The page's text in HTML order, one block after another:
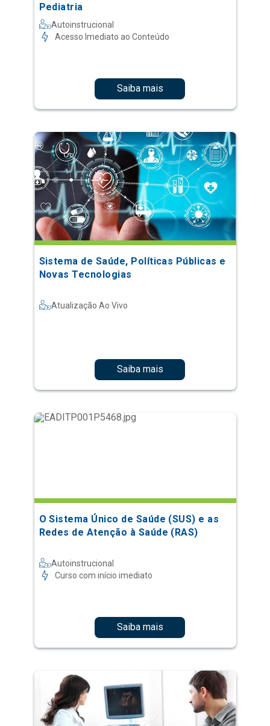
Pediatria
Autoinstrucional
Acesso Imediato ao Conteúdo
Saiba mais
Sistema de Saúde, Políticas Públicas e
Novas Tecnologias
Atualização Ao Vivo
Saiba mais
O Sistema Único de Saúde (SUS) e as
Redes de Atenção à Saúde (RAS)
Autoinstrucional
Curso com início imediato
Saiba mais